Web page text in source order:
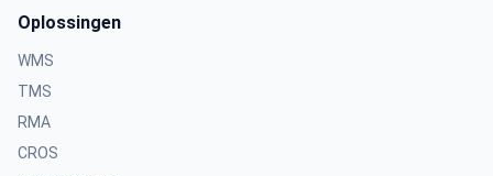
Oplossingen
WMS
TMS
RMA
CROS